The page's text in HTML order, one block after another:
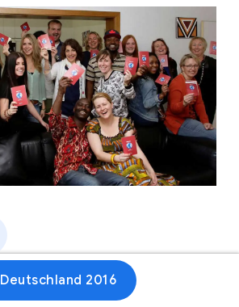
Deutschland 2016